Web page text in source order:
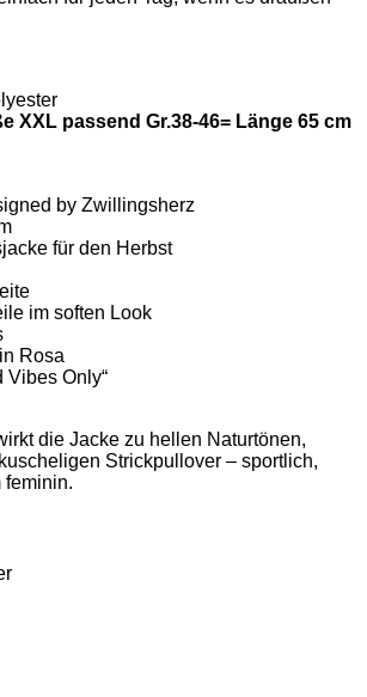
XXL passend Gr.38-46= Länge 65 cm
by Zwillingsherz
für den Herbst
im soften Look
Rosa
Vibes Only“
die Jacke zu hellen Naturtönen,
Strickpullover – sportlich,
feminin.